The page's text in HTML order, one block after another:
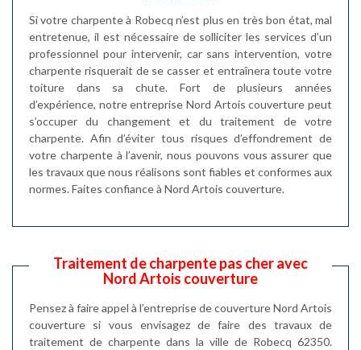
Si votre charpente à Robecq n’est plus en très bon état, mal
entretenue, il est nécessaire de solliciter les services d’un
professionnel pour intervenir, car sans intervention, votre
charpente risquerait de se casser et entraînera toute votre
toiture dans sa chute. Fort de plusieurs années
d’expérience, notre entreprise Nord Artois couverture peut
s’occuper du changement et du traitement de votre
charpente. Afin d’éviter tous risques d’effondrement de
votre charpente à l’avenir, nous pouvons vous assurer que
les travaux que nous réalisons sont fiables et conformes aux
normes. Faites confiance à Nord Artois couverture.
Traitement de charpente pas cher avec
Nord Artois couverture
Pensez à faire appel à l’entreprise de couverture Nord Artois
couverture si vous envisagez de faire des travaux de
traitement de charpente dans la ville de Robecq 62350.